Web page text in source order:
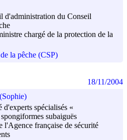
d'administration du Conseil
chargé de la protection de la
la pêche (CSP)
d'experts spécialisés «
subaiguës
l'Agence française de sécurité
18/11/2004